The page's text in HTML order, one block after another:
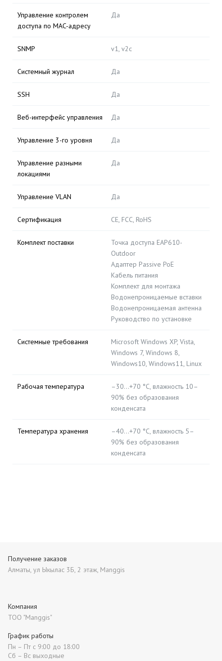
Управление контролем
доступа по MAC-адресу
Да
SNMP v1, v2c
Системный журнал Да
SSH Да
Веб-интерфейс управления Да
Управление 3-го уровня Да
Управление разными
локациями
Да
Управление VLAN Да
Сертификация CE, FCC, RoHS
Комплект поставки
Точка доступа EAP610-
Outdoor
Адаптер Passive PoE
Кабель питания
Комплект для монтажа
Водонепроницаемые вставки
Водонепроницаемая антенна
Руководство по установке
Системные требования
Microsoft Windows XP, Vista,
Windows 7, Windows 8,
Windows10, Windows11, Linux
Рабочая температура
–30...+70 °C, влажность 10–
90% без образования
конденсата
Температура хранения
–40...+70 °C, влажность 5–
90% без образования
конденсата
Получение заказов
Алматы, ул Ыкылас 3Б, 2 этаж, Manggis
Компания
ТОО "Manggis"
График работы
Пн – Пт с 9:00 до 18:00
Сб – Вс выходные